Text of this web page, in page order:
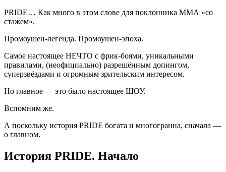
PRIDE… Как много в этом слове для поклонника ММА «со
стажем».
Промоушен-легенда. Промоушен-эпоха.
Самое настоящее НЕЧТО с фрик-боями, уникальными
правилами, (неофициально) разрешённым допингом,
суперзвёздами и огромным зрительским интересом.
Но главное — это было настоящее ШОУ.
Вспомним же.
А поскольку история PRIDE богата и многогранна, сначала —
о главном.
История PRIDE. Начало